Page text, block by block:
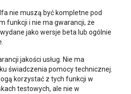
nie muszą być kompletne pod
funkcji i nie ma gwarancji, że
jako wersje beta lub ogólnie
jakości usług. Nie ma
świadczenia pomocy technicznej.
korzystać z tych funkcji w
testowych, ale nie w